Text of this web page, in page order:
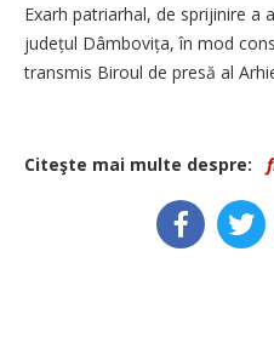
Exarh patriarhal, de sprijinire a
județul Dâmbo­vița, în mod
transmis Biroul de presă al
Citeşte mai multe despre: